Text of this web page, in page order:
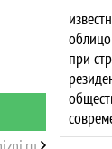
при